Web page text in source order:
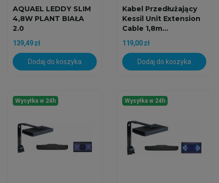
AQUAEL LEDDY SLIM
4,8W PLANT BIAŁA
2.0
139,49 zł
Dodaj do koszyka
Kabel Przedłużający
Kessil Unit Extension
Cable 1,8m...
119,00 zł
Dodaj do koszyka
Wysyłka w 24h Wysyłka w 24h